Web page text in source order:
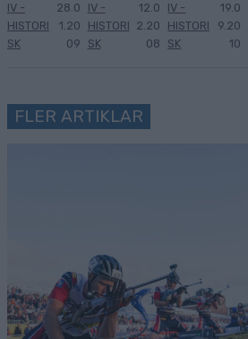
IV -
HISTORI
SK
28.0
1.20
09
IV -
HISTORI
SK
12.0
2.20
08
IV -
HISTORI
SK
19.0
9.20
10
FLER ARTIKLAR